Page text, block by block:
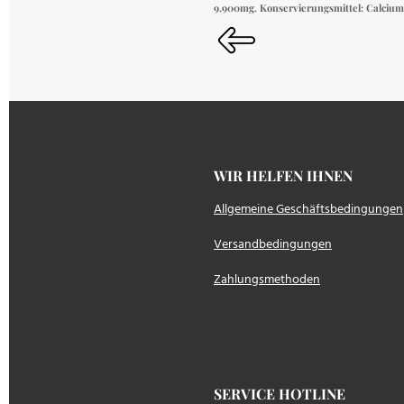
9.900mg. Konservierungsmittel:
WIR HELFEN
Allgemeine Geschäftsbedingungen
Versandbedingungen
Zahlungsmethoden
SERVICE HOTLINE